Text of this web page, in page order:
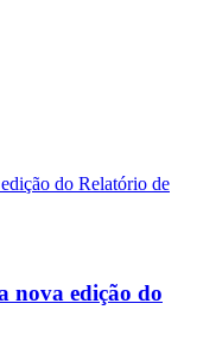
nova edição do